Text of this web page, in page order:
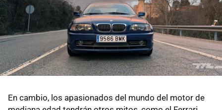
En cambio, los apasionados del mundo del motor de